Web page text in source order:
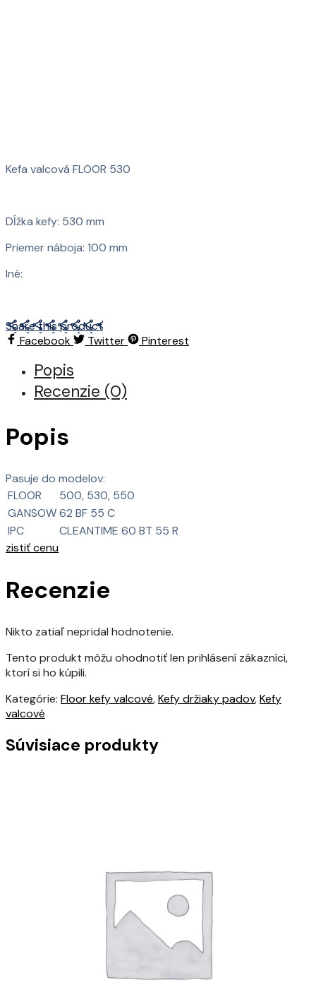
Kefa valcová FLOOR 530
Dĺžka kefy: 530 mm
Priemer náboja: 100 mm
Iné:
Share this product
Facebook
Twitter Pinterest
Popis
Recenzie (0)
Popis
Pasuje do modelov:
FLOOR
500, 530, 550
GANSOW62 BF 55 C
IPC
CLEANTIME 60 BT 55 R
zistiť cenu
Recenzie
Nikto zatiaľ nepridal hodnotenie.
Tento produkt môžu ohodnotiť len prihlásení zákazníci,
ktorí si ho kúpili.
Kategórie: Floor kefy valcové,Kefy držiaky padov,Kefy
valcové
Súvisiace produkty